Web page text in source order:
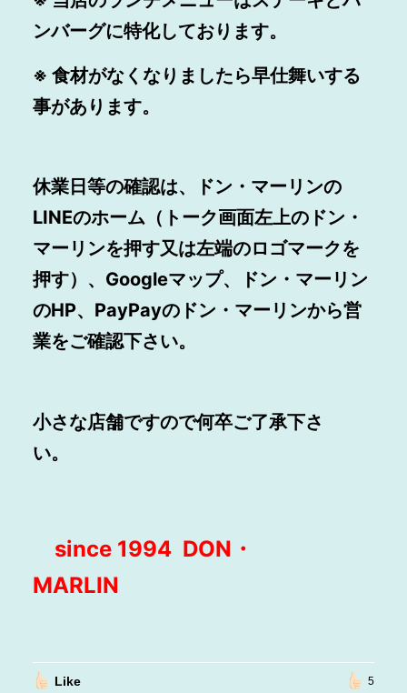
ンバーグに特化しております。
※ 食材がなくなりましたら早仕舞いする
事があります。
休業日等の確認は、ドン・マーリンの
LINEのホーム（トーク画面左上のドン・
マーリンを押す又は左端のロゴマークを
押す）、Googleマップ、ドン・マーリン
のHP、PayPayのドン・マーリンから営
業をご確認下さい。
小さな店舗ですので何卒ご了承下さ
い。
since 1994 DON・
MARLIN
Like 5